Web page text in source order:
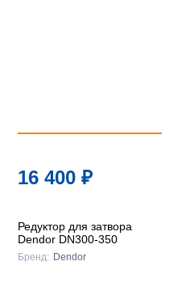
16 400 ₽
Редуктор для затвора
Dendor DN300-350
Бренд: Dendor